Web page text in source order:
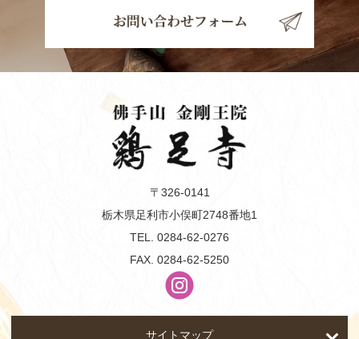
〒326-0141
栃木県足利市小俣町2748番地1
TEL. 0284-62-0276
FAX. 0284-62-5250
サイトマップ